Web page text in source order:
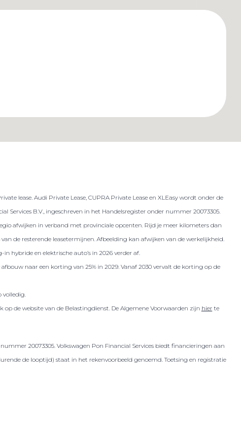
lease. Audi Private Lease, CUPRA Private Lease en XLEasy wordt onder de
Services B.V., ingeschreven in het Handelsregister onder nummer 20073305.
afwijken in verband met provinciale opcenten. Rijd je meer kilometers dan
de resterende leasetermijnen. Afbeelding kan afwijken van de werkelijkheid.
hybride en elektrische auto’s in 2026 verder af.
naar een korting van 25% in 2029. Vanaf 2030 vervalt de korting op de
volledig.
de website van de Belastingdienst. De Algemene Voorwaarden zijn hier te
20073305. Volkswagen Pon Financial Services biedt financieringen aan
de looptijd) staat in het rekenvoorbeeld genoemd. Toetsing en registratie